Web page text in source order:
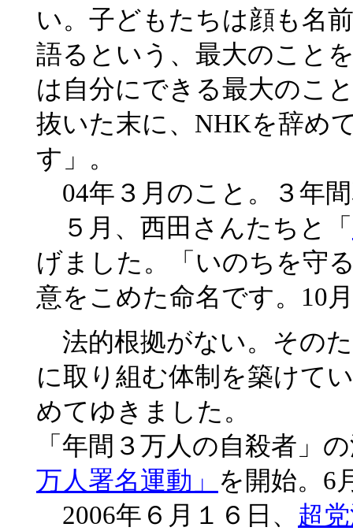
い。子どもたちは顔も名
語るという、最大のこと
は自分にできる最大のこ
抜いた末に、NHKを辞め
す」。
04年３月のこと。３年
５月、西田さんたちと「
げました。「いのちを守
意をこめた命名です。10
法的根拠がない。その
に取り組む体制を築けて
めてゆきました。
「年間３万人の自殺者」
万人署名運動」 を開始。6
2006年６月１６日、 超